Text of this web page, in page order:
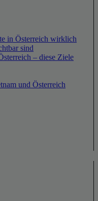
in Österreich wirklich
sind
– diese Ziele
und Österreich